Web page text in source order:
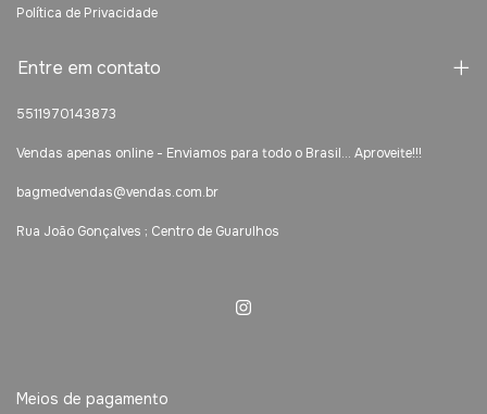
Política de Privacidade
Entre em contato
5511970143873
Vendas apenas online - Enviamos para todo o Brasil... Aproveite!!!
bagmedvendas@vendas.com.br
Rua João Gonçalves ; Centro de Guarulhos
Meios de pagamento